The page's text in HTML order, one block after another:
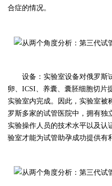
合症的情况。
设备：实验室设备对俄罗斯
卵、ICSI、养囊、囊胚细胞切片
实验室内完成。因此，实验室被
罗斯多家的试管医院中，拥有独
实验操作人员的技术水平以及认
验室才能为试管助孕成功提供有